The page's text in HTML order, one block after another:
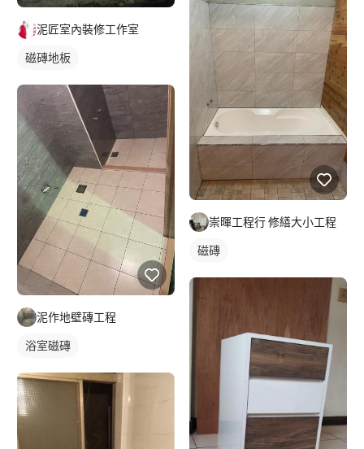
泥匠室內裝修工作室
磁磚地板
泥作地壁磚工程
浴室磁磚
崇暉工程行 修繕大小工程
磁磚